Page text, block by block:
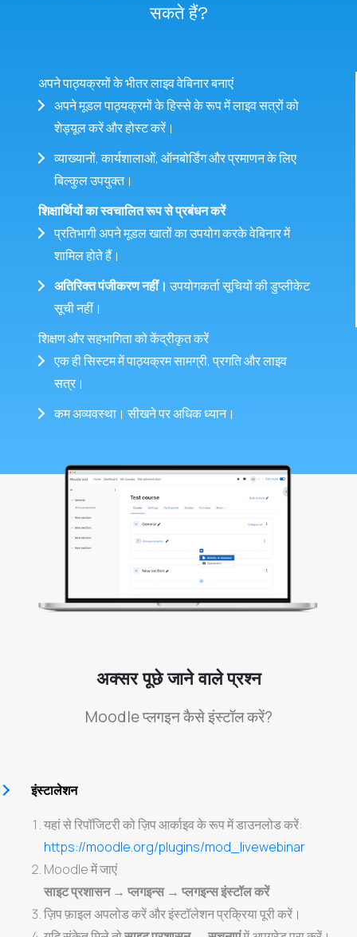
सकते हैं?
अपने पाठ्यक्रमों के भीतर लाइव वेबिनार बनाएं
अपने मूडल पाठ्यक्रमों के हिस्से के रूप में लाइव सत्रों को
शेड्यूल करें और होस्ट करें।
व्याख्यानों, कार्यशालाओं, ऑनबोर्डिंग और प्रमाणन के लिए
बिल्कुल उपयुक्त।
शिक्षार्थियों का स्वचालित रूप से प्रबंधन करें
प्रतिभागी अपने मूडल खातों का उपयोग करके वेबिनार में
शामिल होते हैं।
अतिरिक्त पंजीकरण नहीं। उपयोगकर्ता सूचियों की डुप्लीकेट
सूची नहीं।
शिक्षण और सहभागिता को केंद्रीकृत करें
एक ही सिस्टम में पाठ्यक्रम सामग्री, प्रगति और लाइव
सत्र।
कम अव्यवस्था। सीखने पर अधिक ध्यान।
अक्सर पूछे जाने वाले प्रश्न
Moodle प्लगइन कैसे इंस्टॉल करें?
इंस्टालेशन
यहां से रिपॉजिटरी को ज़िप आर्काइव के रूप में डाउनलोड करें:
https://moodle.org/plugins/mod_livewebinar
Moodle में जाएं
साइट प्रशासन → प्लगइन्स → प्लगइन्स इंस्टॉल करें
ज़िप फ़ाइल अपलोड करें और इंस्टॉलेशन प्रक्रिया पूरी करें।